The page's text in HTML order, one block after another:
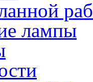
лампы